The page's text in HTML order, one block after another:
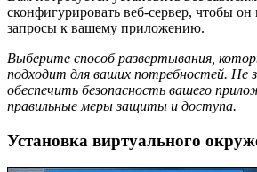
сконфигурировать веб-сервер, чтобы он
запросы к вашему приложению.
Выберите способ развертывания,
подходит для ваших потребностей. Не
обеспечить безопасность вашего
правильные меры защиты и доступа.
Установка виртуального